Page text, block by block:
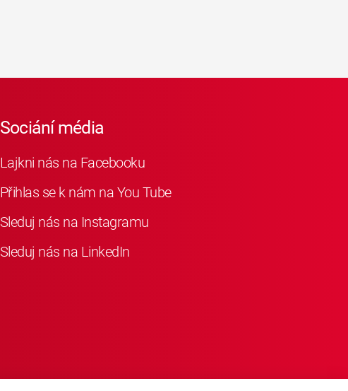
Sociání média
Lajkni nás na Facebooku
Přihlas se k nám na You Tube
Sleduj nás na Instagramu
Sleduj nás na LinkedIn